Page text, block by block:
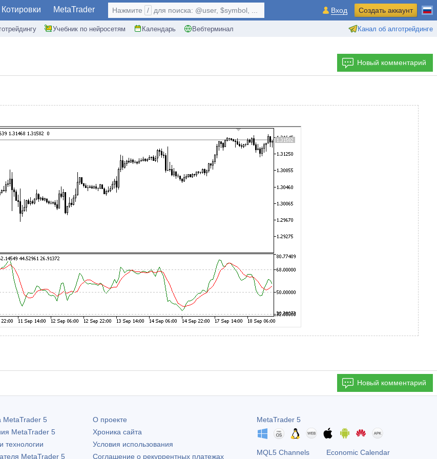
Котировки MetaTrader
Учебник по нейросетям Календарь Вебтерминал Канал об алготрейдинге
Нажмите / для поиска: @user, $symbol, ... Вход Создать аккаунт
Новый комментарий
Новый комментарий
MetaTrader 5
MetaTrader 5
технологии
MetaTrader 5
О проекте
Хроника сайта
Условия использования
Соглашение о рекуррентных платежах
MetaTrader 5
MQL5 Channels Economic Calendar